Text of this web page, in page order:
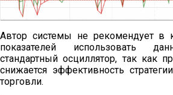
Автор системы не рекомендует в
показателей использовать
стандартный осциллятор, так как
снижается эффективность
торговли.